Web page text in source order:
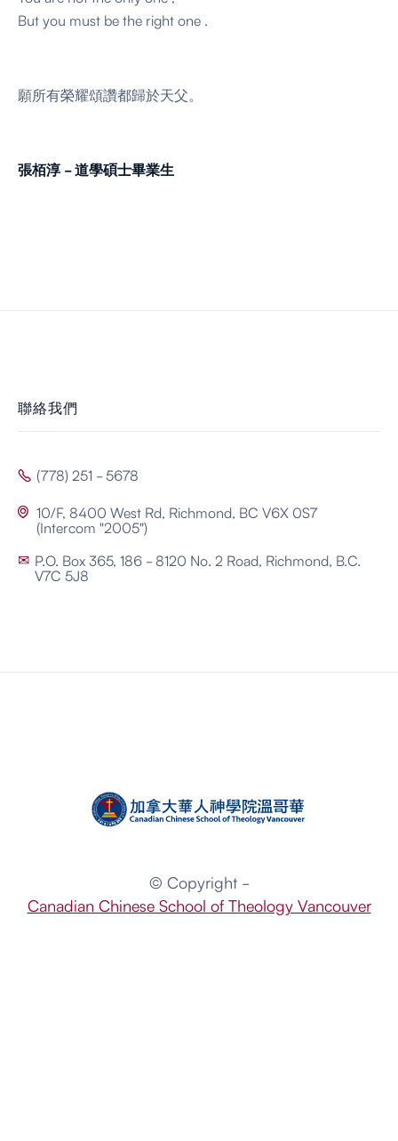
But you must be the right one .
願所有榮耀頌讚都歸於天父。
張栢淳 - 道學碩士畢業生
聯絡我們
 (778) 251 - 5678
 10/F, 8400 West Rd, Richmond, BC V6X 0S7
(Intercom "2005")
✉ P.O. Box 365, 186 - 8120 No. 2 Road, Richmond, B.C.
V7C 5J8
© Copyright -
Canadian Chinese School of Theology Vancouver